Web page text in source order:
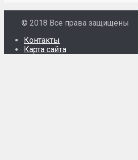
© 2018 Все права защищены
Контакты
Карта сайта